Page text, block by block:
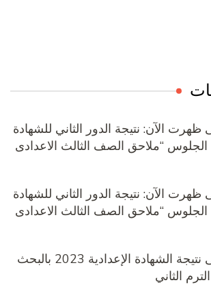
الآن: نتيجة الدور الثاني للشهادة
“ملاحق الصف الثالث الاعدادى
الآن: نتيجة الدور الثاني للشهادة
“ملاحق الصف الثالث الاعدادى
نتيجة الشهادة الإعدادية 2023 بالبحث
الثاني